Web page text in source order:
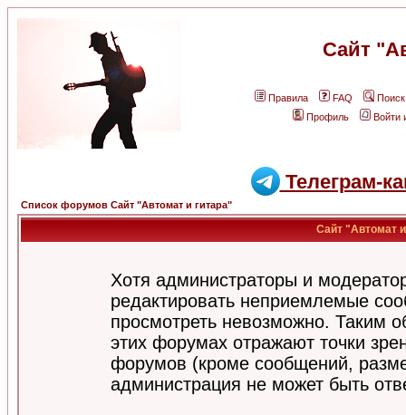
Сайт
Правила FAQ
Поиск
Профиль
Войти
Телеграм-
Список форумов Сайт "Автомат и гитара"
Сайт "Автомат и
Хотя администраторы и
редактировать неприемлемые
просмотреть невозможно. Таким
этих форумах отражают точки
форумов (кроме сообщений,
администрация не может быть